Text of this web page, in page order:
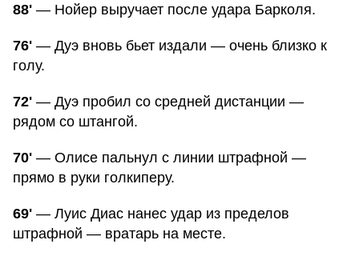
88' — Нойер выручает после удара Барколя.
76' — Дуэ вновь бьет издали — очень близко к
голу.
72' — Дуэ пробил со средней дистанции —
рядом со штангой.
70' — Олисе пальнул с линии штрафной —
прямо в руки голкиперу.
69' — Луис Диас нанес удар из пределов
штрафной — вратарь на месте.